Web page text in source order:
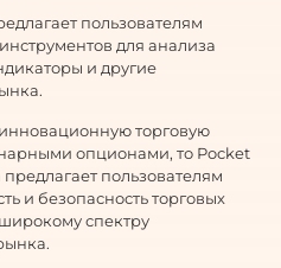
пользователям
для анализа
и другие
торговую
опционами, то Pocket
пользователям
и безопасность торговых
спектру